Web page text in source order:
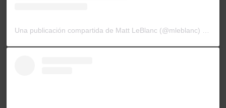
Una publicación compartida de Matt LeBlanc (@mleblanc)